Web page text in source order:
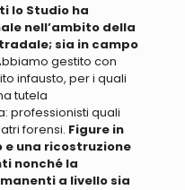
lo Studio ha
nell’ambito della
sia in campo
gestito con
infausto, per i quali
tutela
professionisti quali
forensi. Figure in
una ricostruzione
nonché la
a livello sia